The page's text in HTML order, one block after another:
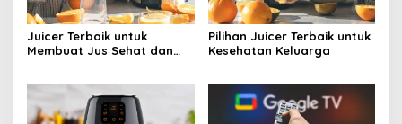
Juicer Terbaik untuk
Membuat Jus Sehat dan
Pilihan Juicer Terbaik untuk
Kesehatan Keluarga